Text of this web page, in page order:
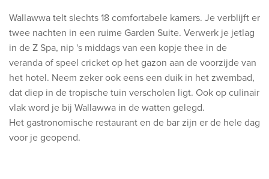
Wallawwa telt slechts 18 comfortabele kamers. Je verblijft er
twee nachten in een ruime Garden Suite. Verwerk je jetlag
in de Z Spa, nip 's middags van een kopje thee in de
veranda of speel cricket op het gazon aan de voorzijde van
het hotel. Neem zeker ook eens een duik in het zwembad,
dat diep in de tropische tuin verscholen ligt. Ook op culinair
vlak word je bij Wallawwa in de watten gelegd.
Het gastronomische restaurant en de bar zijn er de hele dag
voor je geopend.